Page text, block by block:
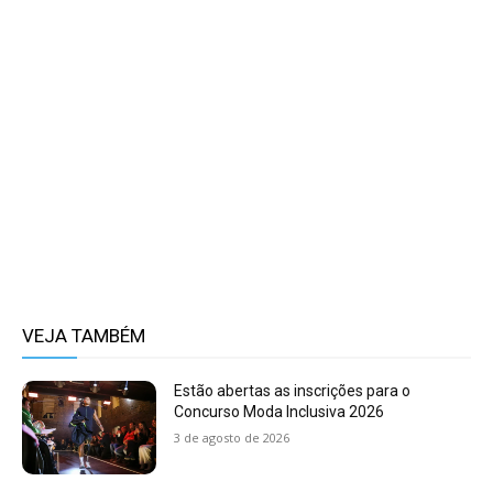
VEJA TAMBÉM
Estão abertas as inscrições para o
Concurso Moda Inclusiva 2026
3 de agosto de 2026